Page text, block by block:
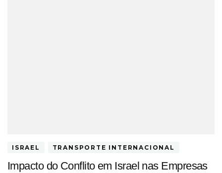
ISRAEL TRANSPORTE INTERNACIONAL
Impacto do Conflito em Israel nas Empresas